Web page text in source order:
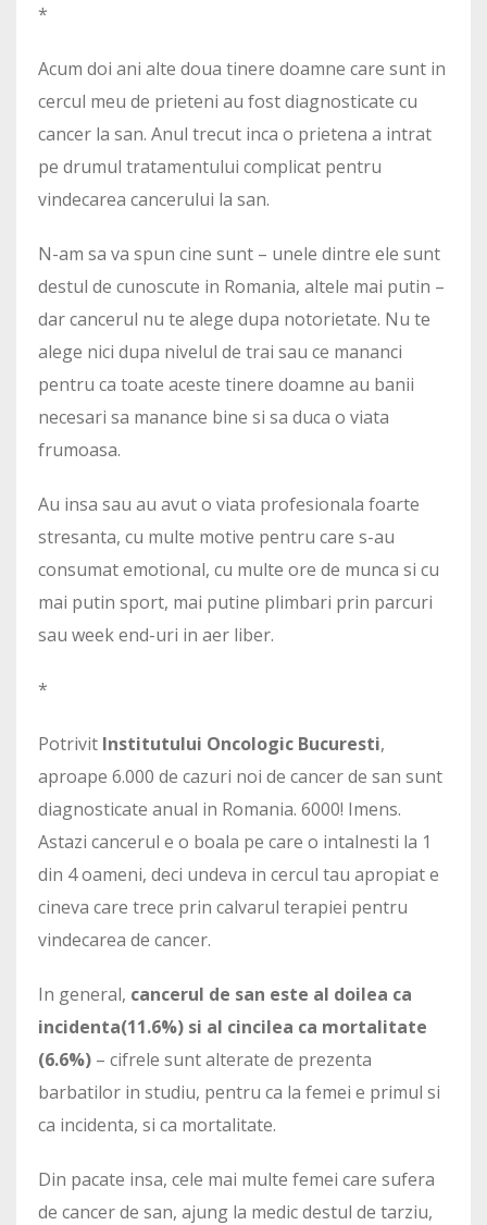
*
Acum doi ani alte doua tinere doamne care sunt in
cercul meu de prieteni au fost diagnosticate cu
cancer la san. Anul trecut inca o prietena a intrat
pe drumul tratamentului complicat pentru
vindecarea cancerului la san.
N-am sa va spun cine sunt – unele dintre ele sunt
destul de cunoscute in Romania, altele mai putin –
dar cancerul nu te alege dupa notorietate. Nu te
alege nici dupa nivelul de trai sau ce mananci
pentru ca toate aceste tinere doamne au banii
necesari sa manance bine si sa duca o viata
frumoasa.
Au insa sau au avut o viata profesionala foarte
stresanta, cu multe motive pentru care s-au
consumat emotional, cu multe ore de munca si cu
mai putin sport, mai putine plimbari prin parcuri
sau week end-uri in aer liber.
*
Potrivit Institutului Oncologic Bucuresti,
aproape 6.000 de cazuri noi de cancer de san sunt
diagnosticate anual in Romania. 6000! Imens.
Astazi cancerul e o boala pe care o intalnesti la 1
din 4 oameni, deci undeva in cercul tau apropiat e
cineva care trece prin calvarul terapiei pentru
vindecarea de cancer.
In general, cancerul de san este al doilea ca
incidenta(11.6%) si al cincilea ca mortalitate
(6.6%) – cifrele sunt alterate de prezenta
barbatilor in studiu, pentru ca la femei e primul si
ca incidenta, si ca mortalitate.
Din pacate insa, cele mai multe femei care sufera
de cancer de san, ajung la medic destul de tarziu,